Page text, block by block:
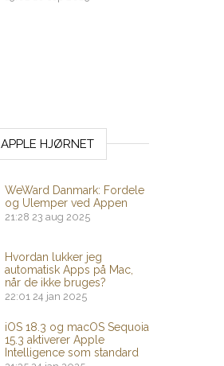
APPLE HJØRNET
WeWard Danmark: Fordele
og Ulemper ved Appen
21:28 23 aug 2025
Hvordan lukker jeg
automatisk Apps på Mac,
når de ikke bruges?
22:01 24 jan 2025
iOS 18.3 og macOS Sequoia
15.3 aktiverer Apple
Intelligence som standard